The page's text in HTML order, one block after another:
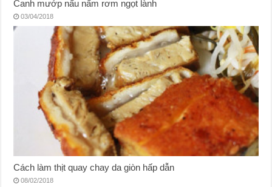
Canh mướp nấu nấm rơm ngọt lành
03/04/2018
Cách làm thịt quay chay da giòn hấp dẫn
08/02/2018